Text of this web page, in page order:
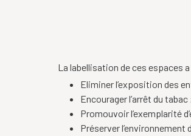
La labellisation de ces espaces
Eliminer l’exposition des
Encourager l’arrêt du tabac
Promouvoir l’exemplarité
Préserver